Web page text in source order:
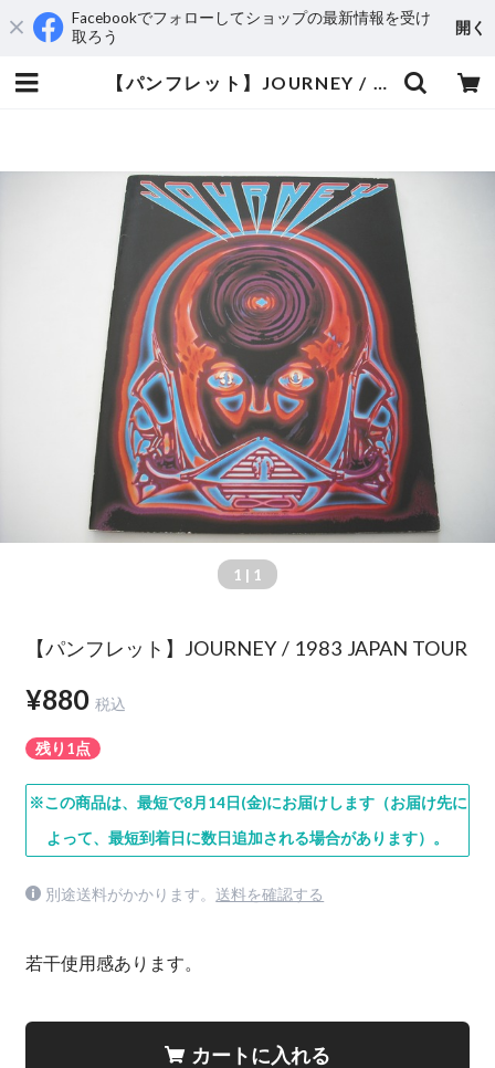
Facebookでフォローしてショップの最新情報を受け
取ろう
開く
【パンフレット】JOURNEY / 1983 JAPAN TOUR | aeromamas2000
1 | 1
【パンフレット】JOURNEY / 1983 JAPAN TOUR
¥880 税込
残り1点
※この商品は、最短で8月14日(金)にお届けします（お届け先に
よって、最短到着日に数日追加される場合があります）。
別途送料がかかります。 送料を確認する
若干使用感あります。
カートに入れる